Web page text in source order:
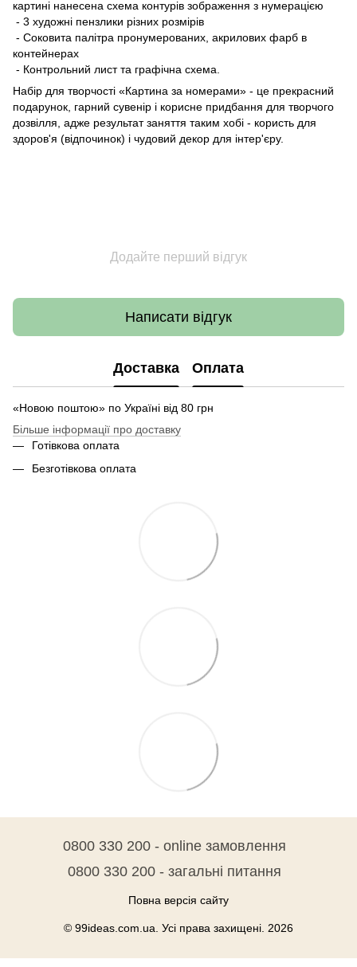
картині нанесена схема контурів зображення з нумерацією
- 3 художні пензлики різних розмірів
- Соковита палітра пронумерованих, акрилових фарб в
контейнерах
- Контрольний лист та графічна схема.
Набір для творчості «Картина за номерами» - це прекрасний
подарунок, гарний сувенір і корисне придбання для творчого
дозвілля, адже результат заняття таким хобі - користь для
здоров'я (відпочинок) і чудовий декор для інтер'єру.
Додайте перший відгук
Написати відгук
Доставка Оплата
«Новою поштою» по Україні від 80 грн
Більше інформації про доставку
Готівкова оплата
Безготівкова оплата
0800 330 200 - online замовлення
0800 330 200 - загальні питання
Повна версія сайту
© 99ideas.com.ua. Усі права захищені. 2026